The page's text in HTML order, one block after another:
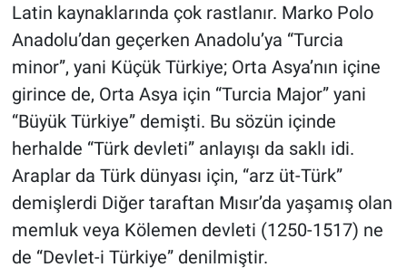
Latin kaynaklarında çok rastlanır. Marko Polo
Anadolu’dan geçerken Anadolu’ya “Turcia
minor”, yani Küçük Türkiye; Orta Asya’nın içine
girince de, Orta Asya için “Turcia Major” yani
“Büyük Türkiye” demişti. Bu sözün içinde
herhalde “Türk devleti” anlayışı da saklı idi.
Araplar da Türk dünyası için, “arz üt-Türk”
demişlerdi Diğer taraftan Mısır’da yaşamış olan
memluk veya Kölemen devleti (1250-1517) ne
de “Devlet-i Türkiye” denilmiştir.